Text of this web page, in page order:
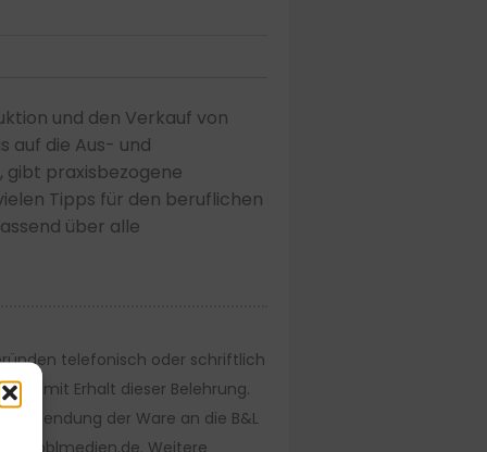
und den Verkauf von
auf die Aus- und
praxisbezogene
Tipps für den beruflichen
über alle
telefonisch oder schriftlich
mit Erhalt dieser Belehrung.
der Ware an die B&L